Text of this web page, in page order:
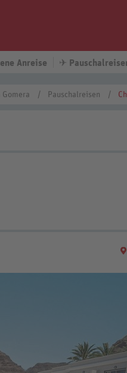
Anreise ✈
Gomera Pauschalreisen